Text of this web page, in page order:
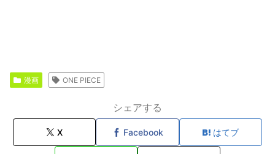
漫画 ONE PIECE
シェアする
X Facebook はてブ